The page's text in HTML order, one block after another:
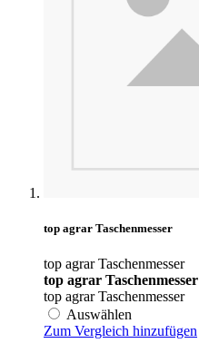
top agrar Taschenmesser
top agrar Taschenmesser
top agrar Taschenmesser
top agrar Taschenmesser
Auswählen
Zum Vergleich hinzufügen